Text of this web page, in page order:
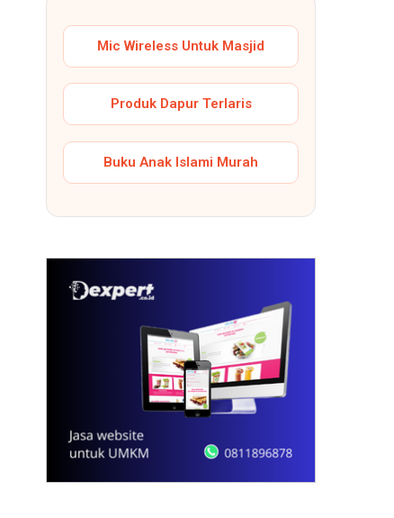
Mic Wireless Untuk Masjid
Produk Dapur Terlaris
Buku Anak Islami Murah